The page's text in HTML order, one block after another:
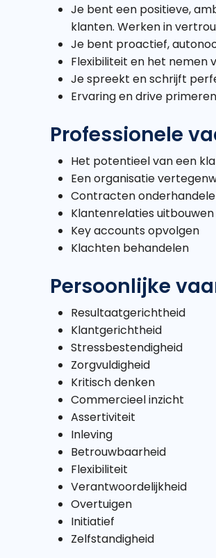
Je bent een positieve,
klanten. Werken in
Je bent proactief,
Flexibiliteit en het nemen
Je spreekt en schrijft
Ervaring en drive
Professionele
Het potentieel van een
Een organisatie
Contracten
Klantenrelaties uitbouwen
Key accounts opvolgen
Klachten behandelen
Persoonlijke
Resultaatgerichtheid
Klantgerichtheid
Stressbestendigheid
Zorgvuldigheid
Kritisch denken
Commercieel inzicht
Assertiviteit
Inleving
Betrouwbaarheid
Flexibiliteit
Verantwoordelijkheid
Overtuigen
Initiatief
Zelfstandigheid